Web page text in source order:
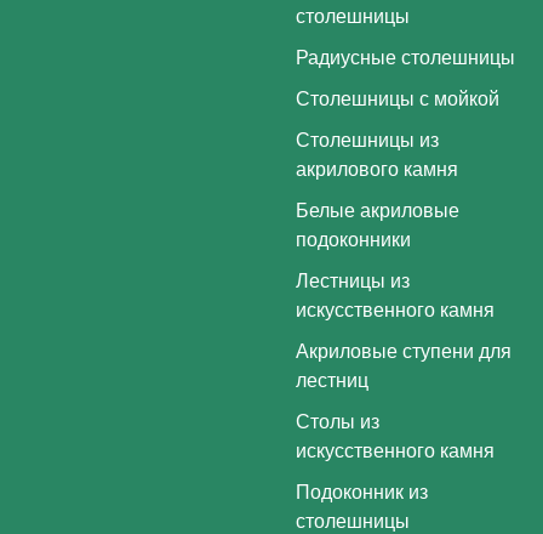
столешницы
Радиусные столешницы
Столешницы с мойкой
Столешницы из
акрилового камня
Белые акриловые
подоконники
Лестницы из
искусственного камня
Акриловые ступени для
лестниц
Столы из
искусственного камня
Подоконник из
столешницы